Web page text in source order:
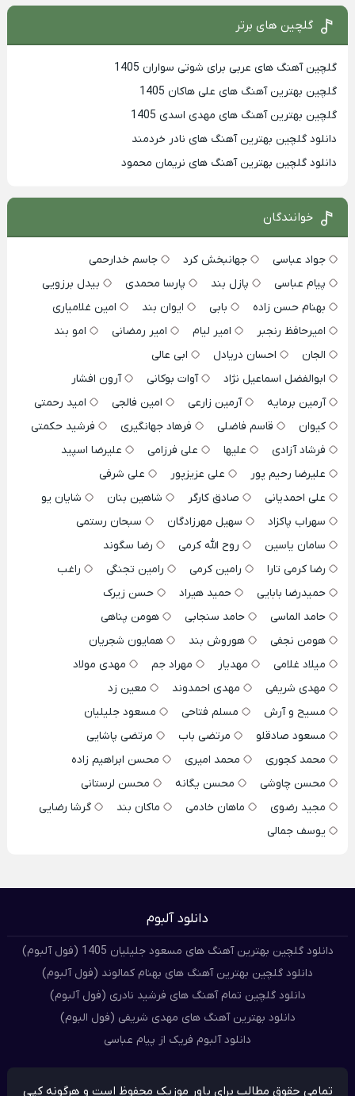
گلچین های برتر
گلچین آهنگ های عربی برای شوتی سواران 1405
گلچین بهترين آهنگ های علی هاکان 1405
گلچین بهترین آهنگ های مهدی اسدی 1405
دانلود گلچین بهترین آهنگ های نادر خردمند
دانلود گلچین بهترین آهنگ های نریمان محمود
خوانندگان
جواد عباسی جهانبخش کرد
جاسم خدارحمی
پیام عباسی
پازل بند پارسا محمدی
بیدل برزویی
بهنام حسن زاده
بابی ایوان بند
امین غلامیاری
امیرحافظ رنجبر
امیر لیام امیر رمضانی
امو بند
الجان
احسان دریادل
ابی عالی
ابوالفضل اسماعیل نژاد
آوات بوکانی
آرون افشار
آرمین برمایه
آرمین زارعی امین فالجی
امید رحمتی
کیوان
قاسم فاضلی فرهاد جهانگیری
فرشید حکمتی
فرشاد آزادی
علیها علی فرزامی
علیرضا اسپید
علیرضا رحیم پور
علی عزیزپور
علی شرفی
علی احمدیانی
صادق کارگر شاهین بنان
شایان یو
سهراب پاکزاد
سهیل مهرزادگان
سبحان رستمی
سامان یاسین
روح الله کرمی
رضا سگوند
رضا کرمی تارا
رامین کرمی رامین تجنگی
راغب
حمیدرضا بابایی
حمید هیراد
حسن زیرک
حامد الماسی
حامد سنجابی
هومن پناهی
هومن نجفی
هوروش بند
همایون شجریان
میلاد غلامی
مهدیار مهراد جم
مهدی مولاد
مهدی شریفی
مهدی احمدوند
معین زد
مسیح و آرش
مسلم فتاحی
مسعود جلیلیان
مسعود صادقلو
مرتضی باب
مرتضی پاشایی
محمد کجوری
محمد امیری
محسن ابراهیم زاده
محسن چاوشی
محسن یگانه
محسن لرستانی
مجید رضوی
ماهان خادمی ماکان بند
گرشا رضایی
یوسف جمالی
دانلود آلبوم
دانلود گلچین بهترین آهنگ های مسعود جلیلیان 1405 (فول آلبوم)
دانلود گلچین بهترین آهنگ های بهنام کمالوند (فول آلبوم)
دانلود گلچین تمام آهنگ های فرشید نادری (فول آلبوم)
دانلود بهترین آهنگ های مهدی شریفی (فول البوم)
دانلود آلبوم فریک از پیام عباسی
تمامی حقوق مطالب برای پاور موزیک محفوظ است و هرگونه کپی